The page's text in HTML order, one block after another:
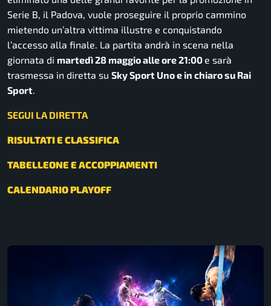
Serie B, il Padova, vuole proseguire il proprio cammino
mietendo un’altra vittima illustre e conquistando
l’accesso alla finale. La partita andrà in scena nella
giornata di martedì 28 maggio alle ore 21:00e sarà
trasmessa in diretta su Sky Sport Uno e in chiaro su Rai
Sport
SEGUI LA DIRETTA
RISULTATI E CLASSIFICA
TABELLEONE E ACCOPPIAMENTI
CALENDARIO PLAYOFF